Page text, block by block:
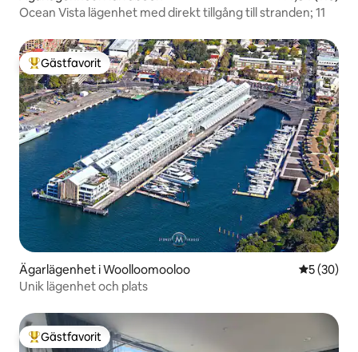
Ocean Vista lägenhet med direkt tillgång till stranden; 11
Populär gästfavorit
Gästfavorit
Ägarlägenhet i Woolloomooloo 5 av 5 i
5 (30)
Unik lägenhet och plats
Populär gästfavorit
Gästfavorit